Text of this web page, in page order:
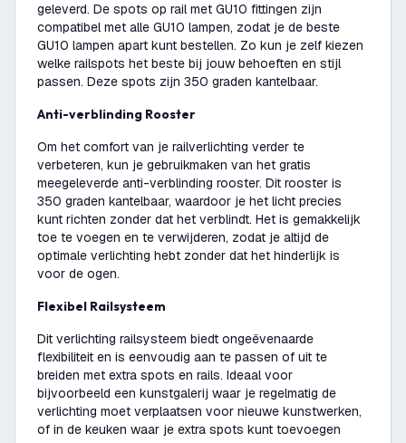
geleverd. De spots op rail met GU10 fittingen zijn
compatibel met alle GU10 lampen, zodat je de beste
GU10 lampen apart kunt bestellen. Zo kun je zelf kiezen
welke railspots het beste bij jouw behoeften en stijl
passen. Deze spots zijn 350 graden kantelbaar.
Anti-verblinding Rooster
Om het comfort van je railverlichting verder te
verbeteren, kun je gebruikmaken van het gratis
meegeleverde anti-verblinding rooster. Dit rooster is
350 graden kantelbaar, waardoor je het licht precies
kunt richten zonder dat het verblindt. Het is gemakkelijk
toe te voegen en te verwijderen, zodat je altijd de
optimale verlichting hebt zonder dat het hinderlijk is
voor de ogen.
Flexibel Railsysteem
Dit verlichting railsysteem biedt ongeëvenaarde
flexibiliteit en is eenvoudig aan te passen of uit te
breiden met extra spots en rails. Ideaal voor
bijvoorbeeld een kunstgalerij waar je regelmatig de
verlichting moet verplaatsen voor nieuwe kunstwerken,
of in de keuken waar je extra spots kunt toevoegen